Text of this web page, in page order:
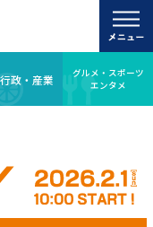
行政・産業
グルメ・スポーツ
エンタメ